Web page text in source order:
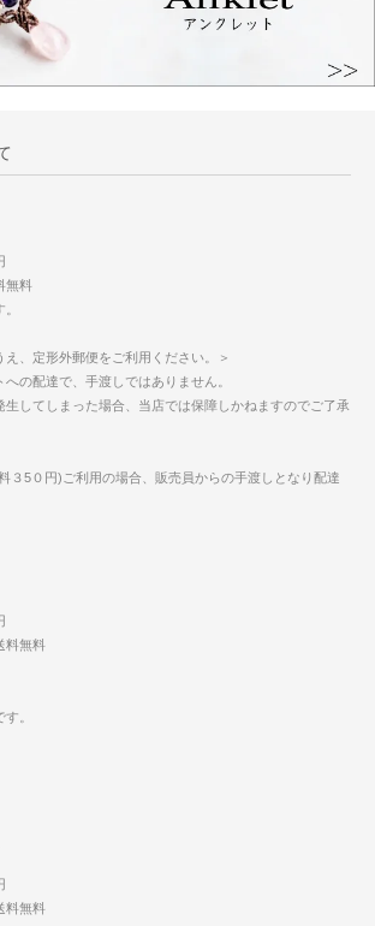
無料
え、定形外郵便をご利用ください。＞
への配達で、手渡しではありません。
生してしまった場合、当店では保障しかねますのでご了承
３5０円)ご利用の場合、販売員からの手渡しとなり配達
料無料
。
料無料